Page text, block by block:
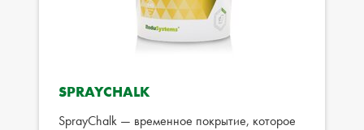
SPRAYCHALK
SprayChalk — временное покрытие, которое